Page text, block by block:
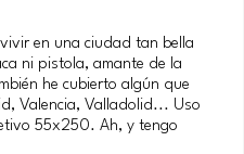
en una ciudad tan bella
ni pistola, amante de la
he cubierto algún que
Valencia, Valladolid... Uso
55x250. Ah, y tengo